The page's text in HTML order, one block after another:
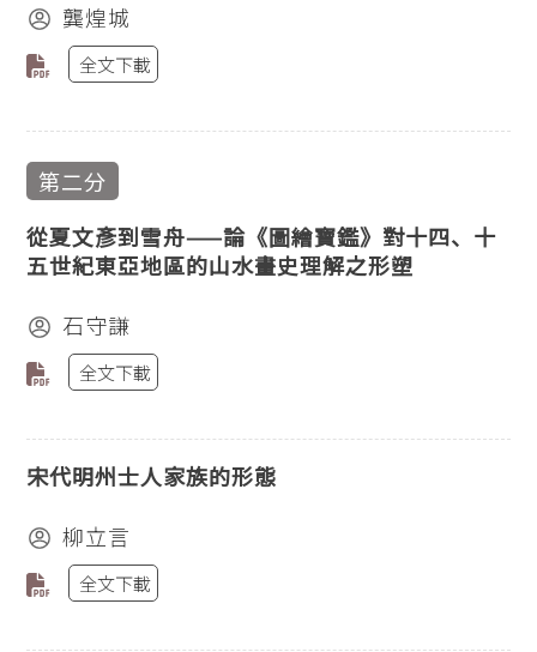
龔煌城
全文下載
第二分
從夏文彥到雪舟——論《圖繪寶鑑》對十四、十
五世紀東亞地區的山水畫史理解之形塑
石守謙
全文下載
宋代明州士人家族的形態
柳立言
全文下載